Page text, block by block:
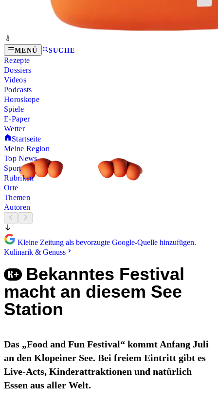
MENÜ SUCHE
Rezepte
Dossiers
Videos
Podcasts
Horoskope
Spiele
E-Paper
Wetter
Startseite
Meine Region
Top News
Sport
Rubriken
Orte
Themen
Autoren
Kleine Zeitung als bevorzugte Google-Quelle hinzufügen.
Kulinarik & Genuss
Bekanntes Festival
macht an diesem See
Station
Das „Food and Fun Festival“ kommt Anfang Juli
an den Klopeiner See. Bei freiem Eintritt gibt es
Live-Acts, Kinderattraktionen und natürlich
Essen aus aller Welt.